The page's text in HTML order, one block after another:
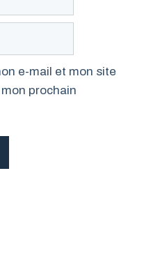
e-mail et mon site
prochain